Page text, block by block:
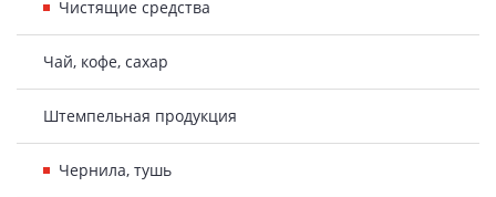
Чистящие средства
Чай, кофе, сахар
Штемпельная продукция
Чернила, тушь